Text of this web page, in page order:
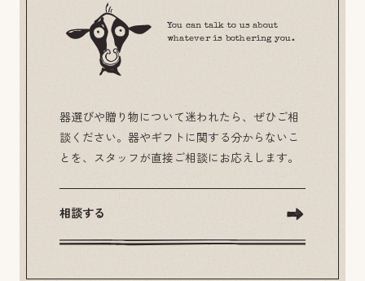
You can talk to us about
whatever is bothering you.
器選びや贈り物について迷われたら、ぜひご相
談ください。器やギフトに関する分からないこ
とを、スタッフが直接ご相談にお応えします。
相談する